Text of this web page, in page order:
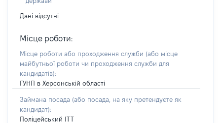
Дані відсутні
Місце роботи:
Місце роботи або проходження служби (або місце
майбутньої роботи чи проходження служби для
кандидатів):
ГУНП в Херсонській області
Займана посада (або посада, на яку претендуєте як
кандидат):
Поліцейський ІТТ